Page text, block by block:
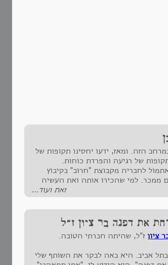
הזה. ומאז, ידעו יחסינו תקופות של
של רגיעה והפרדת כוחות.
לחבריה מקבוצת "חרוב" בקיבוץ
ממכר. למי שהכירו אותה ואת העשיה
זאת ועוד...
את דפנה בר ציון ז"ל
ציון ז"ל, שהיתה חברתי הטובה.
את דפנה פגשתי ב-1999 בתל אביב. היא באה לבקר את השותף שלי